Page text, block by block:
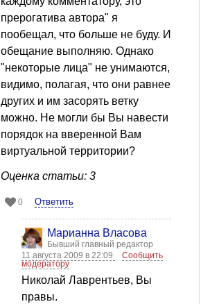
прерогатива автора" я
пообещал, что больше не буду. И
обещание выполняю. Однако
"некоторые лица" не унимаются,
видимо, полагая, что они равнее
других и им засорять ветку
можно. Не могли бы Вы навести
порядок на вверенной Вам
виртуальной территории?
Оценка статьи: 3
0 Ответить
Марианна Власова
Бывший главный редактор
11 августа 2009 в 22:09
Сообщить
модератору
Николай Лаврентьев, Вы
правы.